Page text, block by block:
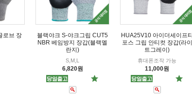
로브 장
블랙야크 S-야크그립 CUT5
NBR 베임방지 장갑(블랙멜
란지)
S,M,L
6,820원
HUA25V10 아이더세이프티
포스 그립 안티컷 장갑(라이
트그레이)
휴대폰조작 가능
11,000원